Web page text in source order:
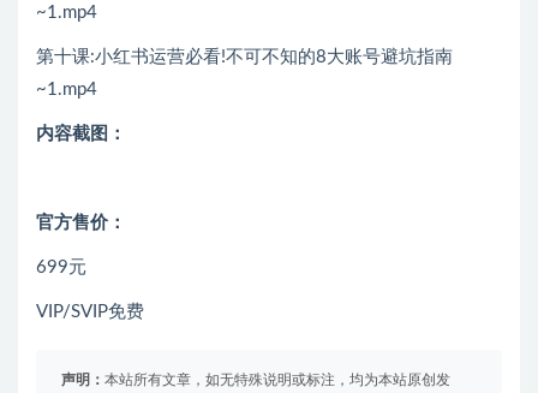
~1.mp4
第十课:小红书运营必看!不可不知的8大账号避坑指南
~1.mp4
内容截图：
官方售价：
699元
VIP/SVIP免费
声明： 本站所有文章，如无特殊说明或标注，均为本站原创发